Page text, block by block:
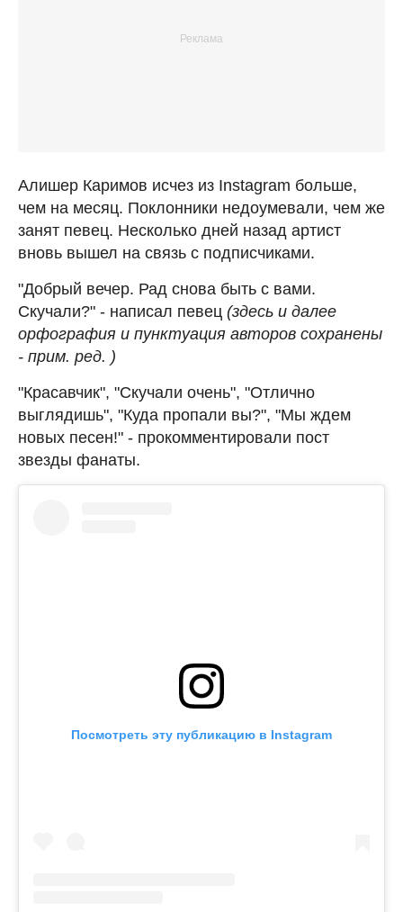
Алишер Каримов исчез из Instagram больше,
чем на месяц. Поклонники недоумевали, чем же
занят певец. Несколько дней назад артист
вновь вышел на связь с подписчиками.
"Добрый вечер. Рад снова быть с вами.
Скучали?" - написал певец (здесь и далее
орфография и пунктуация авторов сохранены
- прим. ред. )
"Красавчик", "Скучали очень", "Отлично
выглядишь", "Куда пропали вы?", "Мы ждем
новых песен!" - прокомментировали пост
звезды фанаты.
Посмотреть эту публикацию в Instagram